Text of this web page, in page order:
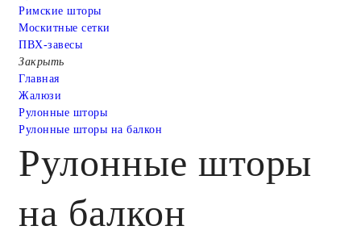
Римские шторы
Москитные сетки
ПВХ-завесы
Закрыть
Главная
Жалюзи
Рулонные шторы
Рулонные шторы на балкон
Рулонные шторы
на балкон